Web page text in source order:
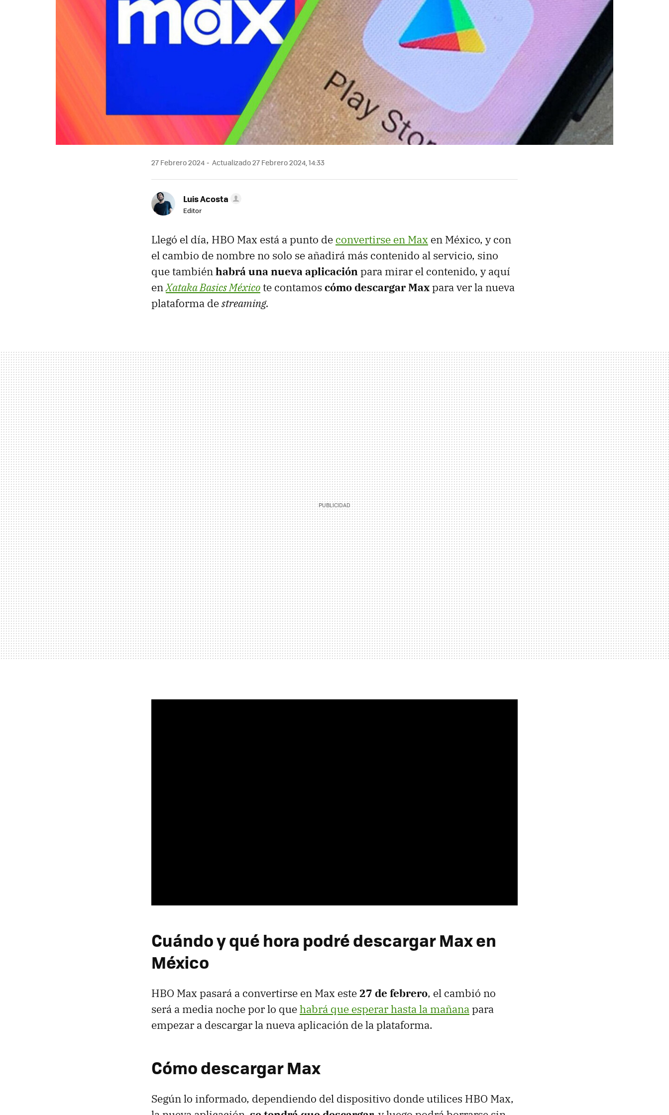
27 Febrero 2024 Actualizado 27 Febrero 2024, 14:33
Luis Acosta
Editor
Llegó el día, HBO Max está a punto de convertirse en Max en México, y con
el cambio de nombre no solo se añadirá más contenido al servicio, sino
que tambiénhabrá una nueva aplicaciónpara mirar el contenido, y aquí
enXataka Basics México te contamos cómo descargar Maxpara ver la nueva
plataforma destreaming.
Cuándo y qué hora podré descargar Max en
México
HBO Max pasará a convertirse en Max este27 de febrero, el cambió no
será a media noche por lo quehabrá que esperar hasta la mañanapara
empezar a descargar la nueva aplicación de la plataforma.
Cómo descargar Max
Según lo informado, dependiendo del dispositivo donde utilices HBO Max,